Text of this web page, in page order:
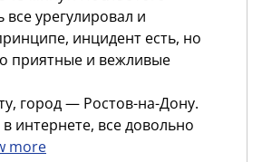
все урегулировал и
инцидент есть, но
приятные и вежливые
город — Ростов-на-Дону.
интернете, все довольно
more